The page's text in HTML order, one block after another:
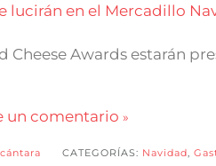
Cheese Awards estarán
un comentario
CATEGORÍAS: Navidad